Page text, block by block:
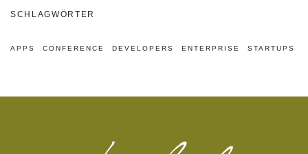
SCHLAGWÖRTER
APPS CONFERENCE DEVELOPERS ENTERPRISE STARTUPS